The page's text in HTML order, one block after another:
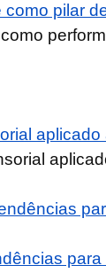
pilar
para